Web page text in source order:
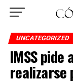
UNCATEGORIZED
IMSS pide
realizarse